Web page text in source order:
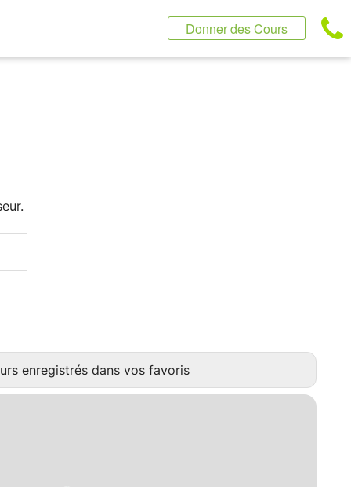
Donner des Cours
enregistrés dans vos favoris